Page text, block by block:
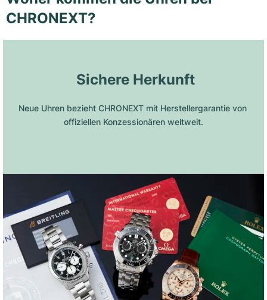
CHRONEXT?
Sichere Herkunft
Neue Uhren bezieht CHRONEXT mit Herstellergarantie von
offiziellen Konzessionären weltweit.